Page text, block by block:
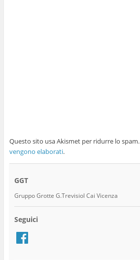
Questo sito usa Akismet per ridurre lo spam.
vengono elaborati.
GGT
Gruppo Grotte G.Trevisiol Cai Vicenza
Seguici
Facebook